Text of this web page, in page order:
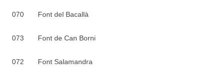
070 Font del Bacallà
073 Font de Can Borni
072 Font Salamandra